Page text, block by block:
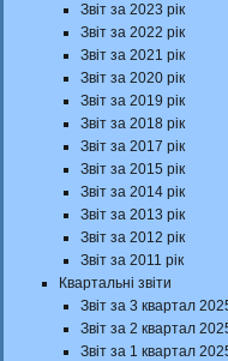
Звіт за 2023 рік
Звіт за 2022 рік
Звіт за 2021 рік
Звіт за 2020 рік
Звіт за 2019 рік
Звіт за 2018 рік
Звіт за 2017 рік
Звіт за 2015 рік
Звіт за 2014 рік
Звіт за 2013 рік
Звіт за 2012 рік
Звіт за 2011 рік
Квартальні звіти
Звіт за 3 квартал
Звіт за 2 квартал
Звіт за 1 квартал